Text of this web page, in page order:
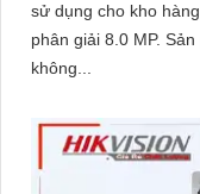
sử dụng cho kho
phân giải 8.0 MP. Sản phẩm này có chất lượng hình ảnh
không...